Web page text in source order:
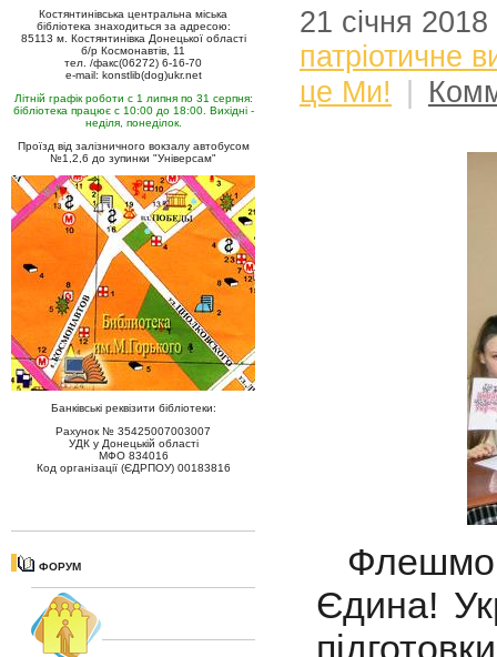
Костянтинівська центральна міська
бібліотека знаходиться за адресою:
85113 м. Костянтинівка Донецької області
б/р Космонавтів, 11
тел. /факс(06272) 6-16-70
e-mail: konstlib(dog)ukr.net
Літній графік роботи с 1 липня по 31 серпня:
бібліотека працює с 10:00 до 18:00. Вихідні -
неділя, понеділок.
Проїзд від залізничного вокзалу автобусом
№1,2,6 до зупинки "Універсам"
Банківські реквізити бібліотеки:
Рахунок № 35425007003007
УДК у Донецькій області
МФО 834016
Код організації (ЄДРПОУ) 00183816
ФОРУМ
21 січня 2018
патріотичне
це Ми!
Єдина!